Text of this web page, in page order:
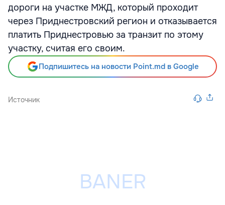
дороги на участке МЖД, который проходит
через Приднестровский регион и отказывается
платить Приднестровью за транзит по этому
участку, считая его своим.
Подпишитесь на новости Point.md в Google
Источник